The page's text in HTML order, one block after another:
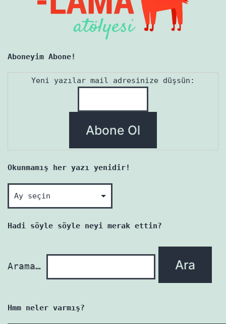
Aboneyim Abone!
Yeni yazılar mail adresinize düşsün:
Okunmamış her yazı yenidir!
Okunmamış
her
yazı
Hadi söyle söyle neyi merak ettin?
Arama…
Hmm neler varmış?